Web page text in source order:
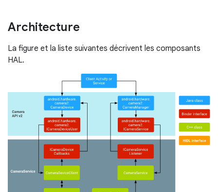
Architecture
La figure et la liste suivantes décrivent les composants
HAL.